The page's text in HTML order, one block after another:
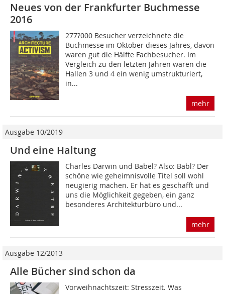
Neues von der Frankfurter Buchmesse
2016
277?000 Besucher verzeichnete die
Buchmesse im Oktober dieses Jahres, davon
waren gut die Hälfte Fachbesucher. Im
Vergleich zu den letzten Jahren waren die
Hallen 3 und 4 ein wenig umstrukturiert,
in...
mehr
Ausgabe 10/2019
Und eine Haltung
Charles Darwin und Babel? Also: Babl? Der
schöne wie geheimnisvolle Titel soll wohl
neugierig machen. Er hat es geschafft und
uns die Möglichkeit gegeben, ein ganz
besonderes Architekturbüro und...
mehr
Ausgabe 12/2013
Alle Bücher sind schon da
Vorweihnachtszeit: Stresszeit. Was